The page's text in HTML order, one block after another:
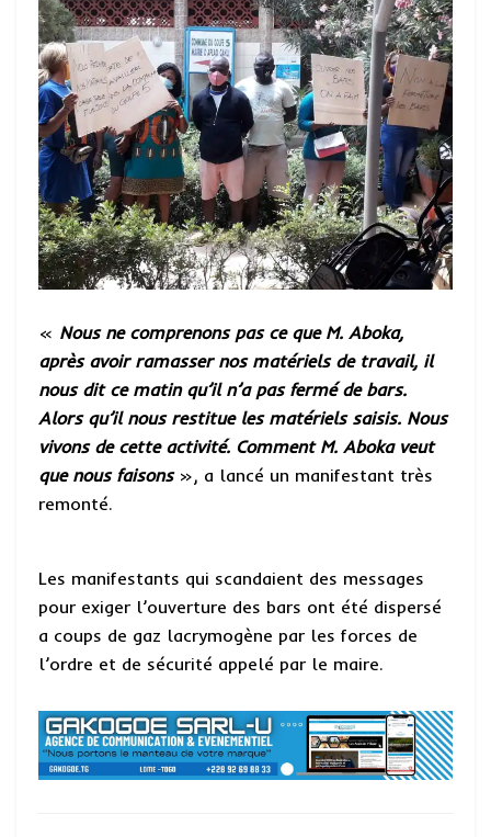
« Nous ne comprenons pas ce que M. Aboka,
après avoir ramasser nos matériels de travail, il
nous dit ce matin qu’il n’a pas fermé de bars.
Alors qu’il nous restitue les matériels saisis. Nous
vivons de cette activité. Comment M. Aboka veut
que nous faisons», a lancé un manifestant très
remonté.
Les manifestants qui scandaient des messages
pour exiger l’ouverture des bars ont été dispersé
a coups de gaz lacrymogène par les forces de
l’ordre et de sécurité appelé par le maire.